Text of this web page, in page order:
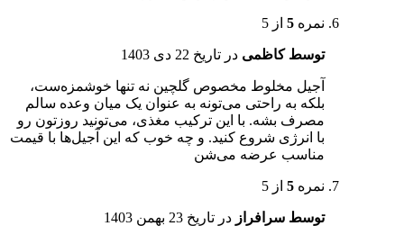
نمره 5 از 5
توسط کاظمی در تاریخ 22 دی 1403
آجیل مخلوط مخصوص گلچین نه تنها خوشمزه‌ست،
بلکه به راحتی می‌تونه به عنوان یک میان وعده سالم
مصرف بشه. با این ترکیب مغذی، می‌تونید روزتون رو
با انرژی شروع کنید. و چه خوب که این آجیل‌ها با قیمت
مناسب عرضه می‌شن
نمره 5 از 5
توسط سرافراز در تاریخ 23 بهمن 1403